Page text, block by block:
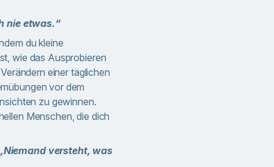
nie etwas.“
du kleine
wie das Ausprobieren
einer täglichen
vor dem
zu gewinnen.
Menschen, die dich
versteht, was